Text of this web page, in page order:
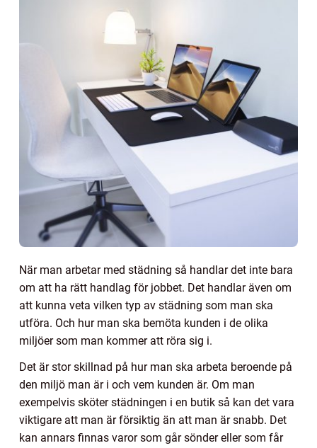
När man arbetar med städning så handlar det inte bara
om att ha rätt handlag för jobbet. Det handlar även om
att kunna veta vilken typ av städning som man ska
utföra. Och hur man ska bemöta kunden i de olika
miljöer som man kommer att röra sig i.
Det är stor skillnad på hur man ska arbeta beroende på
den miljö man är i och vem kunden är. Om man
exempelvis sköter städningen i en butik så kan det vara
viktigare att man är försiktig än att man är snabb. Det
kan annars finnas varor som går sönder eller som får